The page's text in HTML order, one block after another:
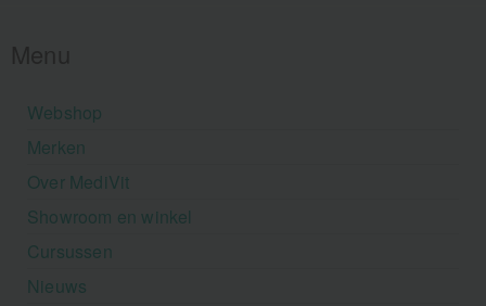
Webshop
Merken
Over MediVit
Showroom en winkel
Cursussen
Nieuws